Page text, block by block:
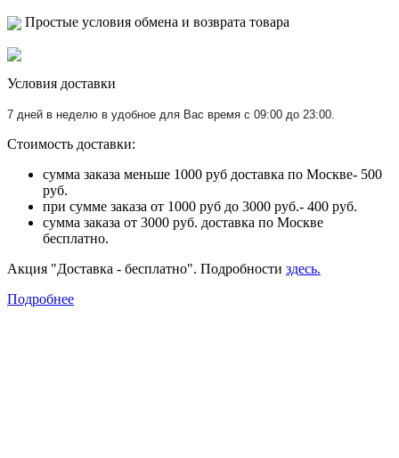
Простые условия обмена и возврата товара
Условия доставки
7 дней в неделю в удобное для Вас время с 09:00 до 23:00.
Стоимость доставки:
сумма заказа меньше 1000 руб доставка по Москве- 500
руб.
при сумме заказа от 1000 руб до 3000 руб.- 400 руб.
сумма заказа от 3000 руб. доставка по Москве
бесплатно.
Акция "Доставка - бесплатно". Подробности здесь.
Подробнее